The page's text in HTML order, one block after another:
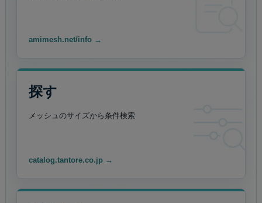
amimesh.net/info →
探す
メッシュのサイズから条件検索
catalog.tantore.co.jp →